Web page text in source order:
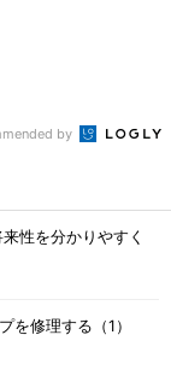
by
性を分かりやすく
を修理する（1）